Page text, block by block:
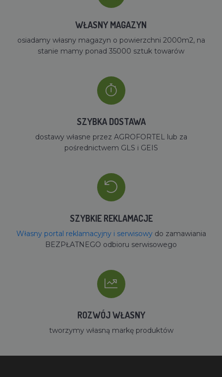
WŁASNY MAGAZYN
osiadamy własny magazyn o powierzchni 2000m2, na
stanie mamy ponad 35000 sztuk towarów
SZYBKA DOSTAWA
dostawy własne przez AGROFORTEL lub za
pośrednictwem GLS i GEIS
SZYBKIE REKLAMACJE
Własny portal reklamacyjny i serwisowydo zamawiania
BEZPŁATNEGO odbioru serwisowego
ROZWÓJ WŁASNY
tworzymy własną markę produktów